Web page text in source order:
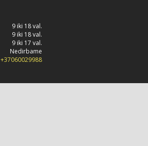
9 iki 18 val.
9 iki 18 val.
9 iki 17 val.
Nedirbame
+37060029988